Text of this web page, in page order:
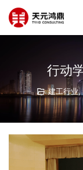
行动
建工行业,